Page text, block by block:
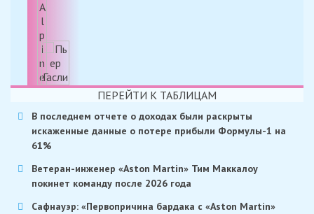
ПЕРЕЙТИ К ТАБЛИЦАМ
В последнем отчете о доходах были раскрыты
искаженные данные о потере прибыли Формулы-1 на
61%
Ветеран-инженер «Aston Martin» Тим Маккалоу
покинет команду после 2026 года
Сафнауэр: «Первопричина бардака с «Aston Martin»